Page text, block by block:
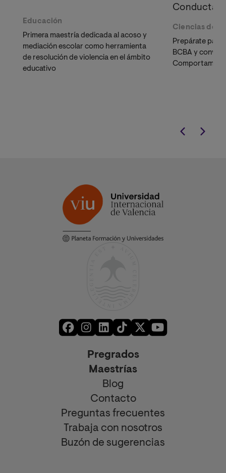
Educación
Primera maestría dedicada al acoso y
mediación escolar como herramienta
de resolución de violencia en el ámbito
educativo
Conducta
Ciencias de
Prepárate
BCBA y
Pregrados
Maestrías
Blog
Contacto
Preguntas frecuentes
Trabaja con nosotros
Buzón de sugerencias